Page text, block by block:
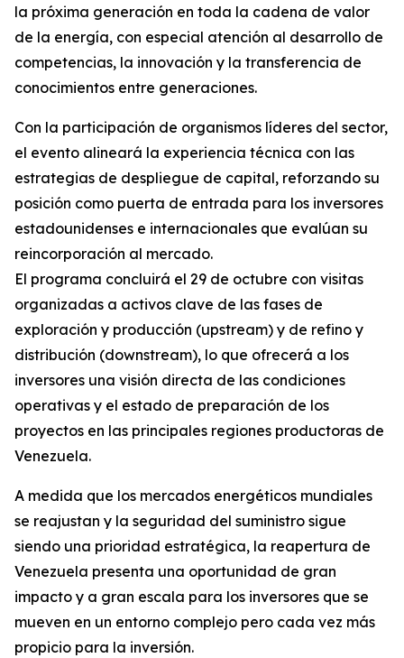
la próxima generación en toda la cadena de valor
de la energía, con especial atención al desarrollo de
competencias, la innovación y la transferencia de
conocimientos entre generaciones.
Con la participación de organismos líderes del sector,
el evento alineará la experiencia técnica con las
estrategias de despliegue de capital, reforzando su
posición como puerta de entrada para los inversores
estadounidenses e internacionales que evalúan su
reincorporación al mercado.
El programa concluirá el 29 de octubre con visitas
organizadas a activos clave de las fases de
exploración y producción (upstream) y de refino y
distribución (downstream), lo que ofrecerá a los
inversores una visión directa de las condiciones
operativas y el estado de preparación de los
proyectos en las principales regiones productoras de
Venezuela.
A medida que los mercados energéticos mundiales
se reajustan y la seguridad del suministro sigue
siendo una prioridad estratégica, la reapertura de
Venezuela presenta una oportunidad de gran
impacto y a gran escala para los inversores que se
mueven en un entorno complejo pero cada vez más
propicio para la inversión.